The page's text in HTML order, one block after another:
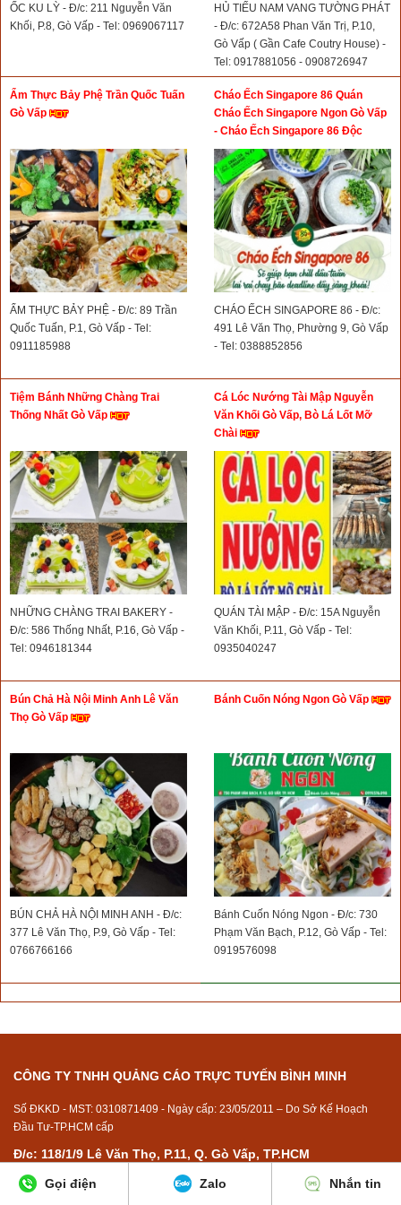
ỐC KU LỲ - Đ/c: 211 Nguyễn Văn
Khối, P.8, Gò Vấp - Tel: 0969067117
HỦ TIẾU NAM VANG TƯỜNG PHÁT
- Đ/c: 672A58 Phan Văn Trị, P.10,
Gò Vấp ( Gần Cafe Coutry House) -
Tel: 0917881056 - 0908726947
Ẩm Thực Bảy Phệ Trần Quốc Tuấn
Gò Vấp
ẨM THỰC BẢY PHỆ - Đ/c: 89 Trần
Quốc Tuấn, P.1, Gò Vấp - Tel:
0911185988
Cháo Ếch Singapore 86 Quán
Cháo Ếch Singapore Ngon Gò Vấp
- Cháo Ếch Singapore 86 Độc
Quyền Không Chi Nhánh
CHÁO ẾCH SINGAPORE 86 - Đ/c:
491 Lê Văn Thọ, Phường 9, Gò Vấp
- Tel: 0388852856
Tiệm Bánh Những Chàng Trai
Thống Nhất Gò Vấp
NHỮNG CHÀNG TRAI BAKERY -
Đ/c: 586 Thống Nhất, P.16, Gò Vấp -
Tel: 0946181344
Cá Lóc Nướng Tài Mập Nguyễn
Văn Khối Gò Vấp, Bò Lá Lốt Mỡ
Chài
QUÁN TÀI MẬP - Đ/c: 15A Nguyễn
Văn Khối, P.11, Gò Vấp - Tel:
0935040247
Bún Chả Hà Nội Minh Anh Lê Văn
Thọ Gò Vấp
BÚN CHẢ HÀ NỘI MINH ANH - Đ/c:
377 Lê Văn Thọ, P.9, Gò Vấp - Tel:
0766766166
Bánh Cuốn Nóng Ngon Gò Vấp
Bánh Cuốn Nóng Ngon - Đ/c: 730
Phạm Văn Bạch, P.12, Gò Vấp - Tel:
0919576098
Gọi điện Zalo Nhắn tin
CÔNG TY TNHH QUẢNG CÁO TRỰC TUYẾN BÌNH MINH
Số ĐKKD - MST: 0310871409 - Ngày cấp: 23/05/2011 – Do Sở Kế Hoạch
Đầu Tư-TP.HCM cấp
Đ/c: 118/1/9 Lê Văn Thọ, P.11, Q. Gò Vấp, TP.HCM
Hotline: 0948.968.238